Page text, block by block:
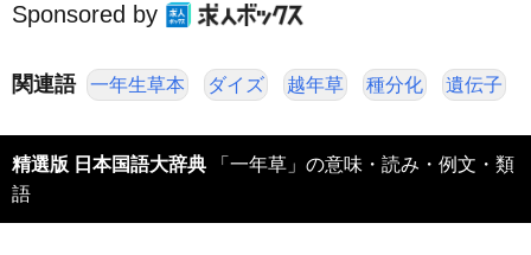
Sponsored by
関連語 一年生草本 ダイズ 越年草 種分化 遺伝子
精選版 日本国語大辞典 「一年草」の意味・読み・例文・類
語